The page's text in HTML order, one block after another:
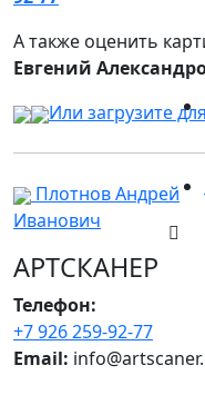
А также оценить
Евгений
Или загрузите
Плотнов Андрей
Иванович
АРТСКАНЕР
Телефон:
+7 926 259-92-77
Email: